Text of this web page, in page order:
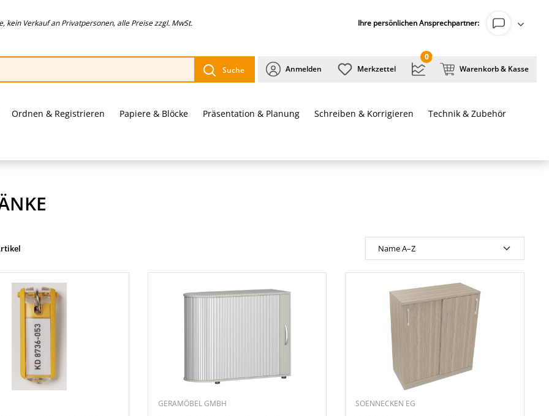
kein Verkauf an Privatpersonen, alle Preise zzgl. MwSt. Ihre persönlichen Ansprechpartner:
Suche Anmelden Merkzettel
0
Warenkorb & Kasse
Ordnen & Registrieren Papiere & Blöcke Präsentation & Planung Schreiben & Korrigieren Technik & Zubehör
GERAMÖBEL GMBH SOENNECKEN EG